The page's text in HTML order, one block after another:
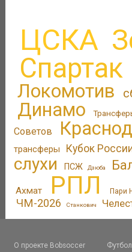
ЦСКА
Спартак
Локомотив
Динамо
Советов
трансферы
Кубок
слухи
ПСЖ Дзюба
Ахмат РПЛ Пари
ЧМ-2026 Станкович
О проекте Bobsoccer